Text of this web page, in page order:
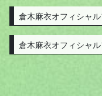
倉木麻衣オフィシャ
倉木麻衣オフィシャ